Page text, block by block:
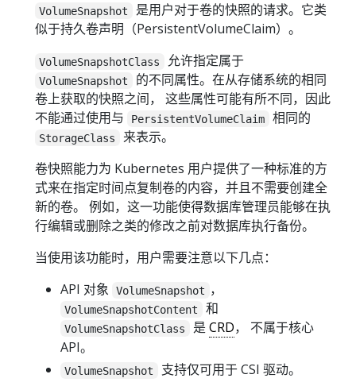
VolumeSnapshot
是用户对于卷的快照的请求。它类
似于持久卷声明（PersistentVolumeClaim）。
VolumeSnapshotClass 允许指定属于
VolumeSnapshot
的不同属性。在从存储系统的相同
卷上获取的快照之间， 这些属性可能有所不同，因此
不能通过使用与
PersistentVolumeClaim 相同的
StorageClass
来表示。
卷快照能力为 Kubernetes 用户提供了一种标准的方
式来在指定时间点复制卷的内容，并且不需要创建全
新的卷。 例如，这一功能使得数据库管理员能够在执
行编辑或删除之类的修改之前对数据库执行备份。
当使用该功能时，用户需要注意以下几点：
API 对象
VolumeSnapshot ，
VolumeSnapshotContent 和
VolumeSnapshotClass 是 CRD， 不属于核心
API。
VolumeSnapshot
支持仅可用于 CSI 驱动。